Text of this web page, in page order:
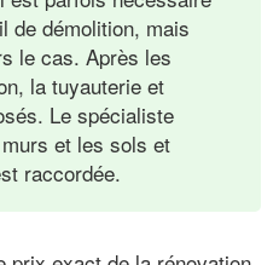
de démolition, mais
le cas. Après les
la tuyauterie et
Le spécialiste
et les sols et
raccordée.